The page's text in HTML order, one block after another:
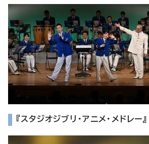
『スタジオジブリ・アニメ・メドレー』